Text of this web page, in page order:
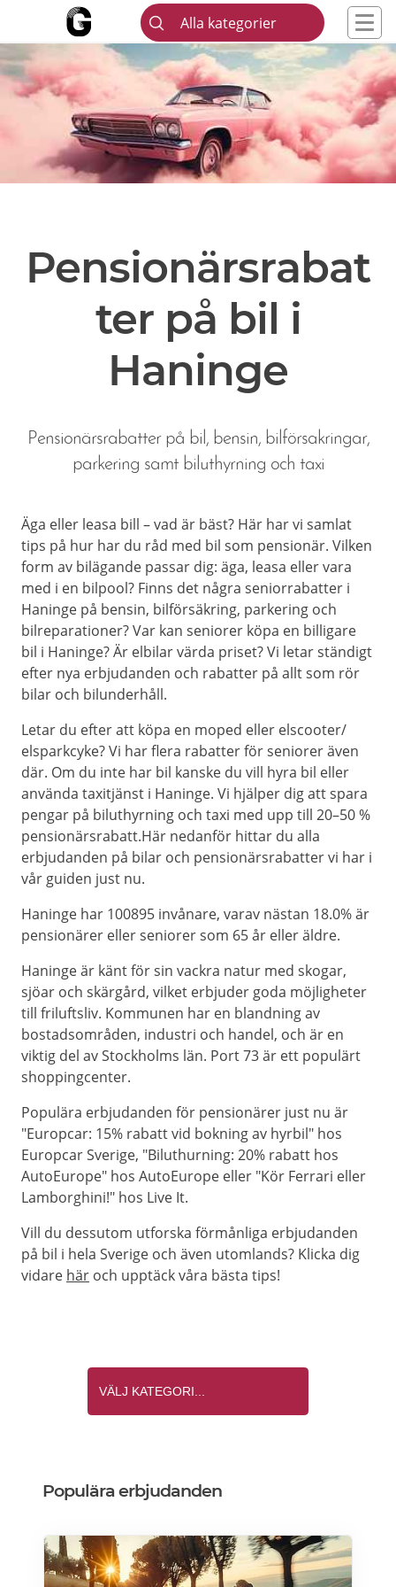
Alla kategorier
Pensionärsrabat
ter på bil i
Haninge
Pensionärsrabatter på bil, bensin, bilförsakringar,
parkering samt biluthyrning och taxi
Äga eller leasa bill – vad är bäst? Här har vi samlat
tips på hur har du råd med bil som pensionär. Vilken
form av bilägande passar dig: äga, leasa eller vara
med i en bilpool? Finns det några seniorrabatter i
Haninge på bensin, bilförsäkring, parkering och
bilreparationer? Var kan seniorer köpa en billigare
bil i Haninge? Är elbilar värda priset? Vi letar ständigt
efter nya erbjudanden och rabatter på allt som rör
bilar och bilunderhåll.
Letar du efter att köpa en moped eller elscooter/
elsparkcyke? Vi har flera rabatter för seniorer även
där. Om du inte har bil kanske du vill hyra bil eller
använda taxitjänst i Haninge. Vi hjälper dig att spara
pengar på biluthyrning och taxi med upp till 20–50 %
pensionärsrabatt.Här nedanför hittar du alla
erbjudanden på bilar och pensionärsrabatter vi har i
vår guiden just nu.
Haninge har 100895 invånare, varav nästan 18.0% är
pensionärer eller seniorer som 65 år eller äldre.
Haninge är känt för sin vackra natur med skogar,
sjöar och skärgård, vilket erbjuder goda möjligheter
till friluftsliv. Kommunen har en blandning av
bostadsområden, industri och handel, och är en
viktig del av Stockholms län. Port 73 är ett populärt
shoppingcenter.
Populära erbjudanden för pensionärer just nu är
"Europcar: 15% rabatt vid bokning av hyrbil" hos
Europcar Sverige, "Biluthurning: 20% rabatt hos
AutoEurope" hos AutoEurope eller "Kör Ferrari eller
Lamborghini!" hos Live It.
Vill du dessutom utforska förmånliga erbjudanden
på bil i hela Sverige och även utomlands? Klicka dig
vidare här och upptäck våra bästa tips!
Populära erbjudanden